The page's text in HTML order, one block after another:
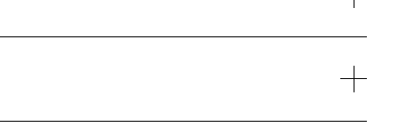
kultúrne poznatky. Od potravín a nápojov
na regáloch po celom svete a zostávajú v